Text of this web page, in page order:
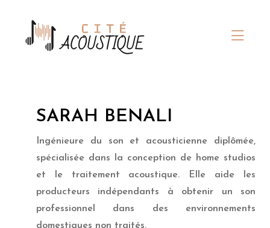
SARAH BENALI
Ingénieure du son et acousticienne diplômée,
spécialisée dans la conception de home studios
et le traitement acoustique. Elle aide les
producteurs indépendants à obtenir un son
professionnel dans des environnements
domestiques non traités.